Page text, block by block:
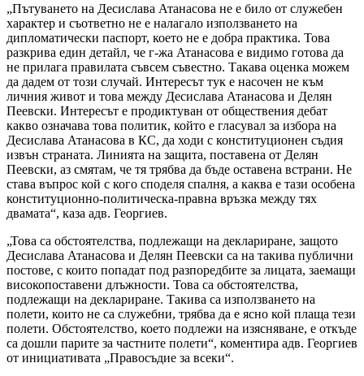
„Пътуването на Десислава Атанасова не е било от служебен
характер и съответно не е налагало използването на
дипломатически паспорт, което не е добра практика. Това
разкрива един детайл, че г-жа Атанасова е видимо готова да
не прилага правилата съвсем съвестно. Такава оценка можем
да дадем от този случай. Интересът тук е насочен не към
личния живот и това между Десислава Атанасова и Делян
Пеевски. Интересът е продиктуван от обществения дебат
какво означава това политик, който е гласувал за избора на
Десислава Атанасова в КС, да ходи с конституционен съдия
извън страната. Линията на защита, поставена от Делян
Пеевски, аз смятам, че тя трябва да бъде оставена встрани. Не
става въпрос кой с кого споделя спалня, а каква е тази особена
конституционно-политическа-правна връзка между тях
двамата“, каза адв. Георгиев.
„Това са обстоятелства, подлежащи на деклариране, защото
Десислава Атанасова и Делян Пеевски са на такива публични
постове, с които попадат под разпоредбите за лицата, заемащи
високопоставени длъжности. Това са обстоятелства,
подлежащи на деклариране. Такива са използването на
полети, които не са служебни, трябва да е ясно кой плаща тези
полети. Обстоятелство, което подлежи на изясняване, е откъде
са дошли парите за частните полети“, коментира адв. Георгиев
от инициативата „Правосъдие за всеки“.